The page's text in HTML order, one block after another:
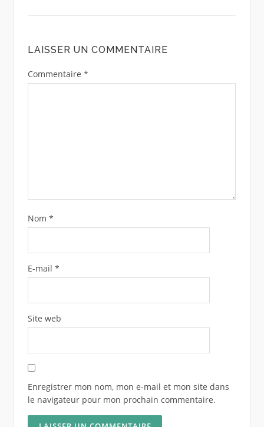
LAISSER UN COMMENTAIRE
Commentaire *
Nom *
E-mail *
Site web
Enregistrer mon nom, mon e-mail et mon site dans
le navigateur pour mon prochain commentaire.